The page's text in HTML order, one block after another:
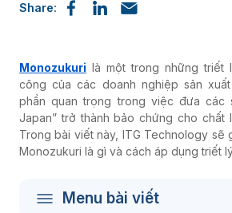
Share:
Monozukuri là một trong những triết
công của các doanh nghiệp sản
phần quan trọng trong việc đưa các
Japan” trở thành bảo chứng cho chất
Trong bài viết này, ITG Technology sẽ
Monozukuri là gì và cách áp dụng triết
Menu bài viết